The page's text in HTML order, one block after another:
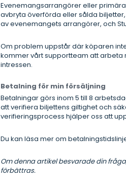
Evenemangsarrangörer eller
avbryta överförda eller sålda
av evenemangets arrangörer, och
Om problem uppstår där köparen
kommer vårt supportteam att arbeta
intressen.
Betalning för min försäljning
Betalningar görs inom 5 till 8
att verifiera biljettens giltighet och
verifieringsprocess hjälper oss att
Du kan läsa mer om
Om denna artikel besvarade din
förbättras.